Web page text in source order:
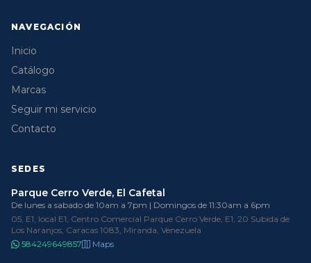
NAVEGACIÓN
Inicio
Catálogo
Marcas
Seguir mi servicio
Contacto
SEDES
Parque Cerro Verde, El Cafetal
De lunes a sabado de 10am a 7pm | Domingos de 11:30am a 6pm
05, E1, local E1, Centro Comercial Parque Cerro Verde, E1, 20 Subida de
Los Naranjos, Caracas 1083, Miranda, Venezuela
584249649857
Maps